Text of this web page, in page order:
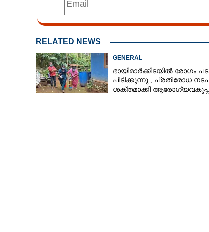
RELATED NEWS
GENERAL
ഭായിമാർക്കിടയിൽ രോഗം
പിടിക്കുന്നു ,​ പ്രതിരോധ
ശക്തമാക്കി ആരോഗ്യവകുപ്പ്
എനര്‍ജി